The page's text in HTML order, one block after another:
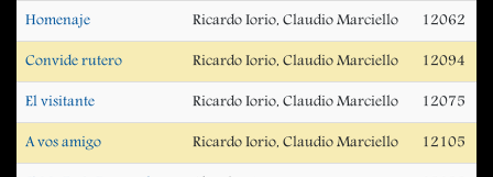
Homenaje Ricardo Iorio, Claudio Marciello 12062
Convide rutero Ricardo Iorio, Claudio Marciello 12094
El visitante Ricardo Iorio, Claudio Marciello 12075
A vos amigo Ricardo Iorio, Claudio Marciello 12105